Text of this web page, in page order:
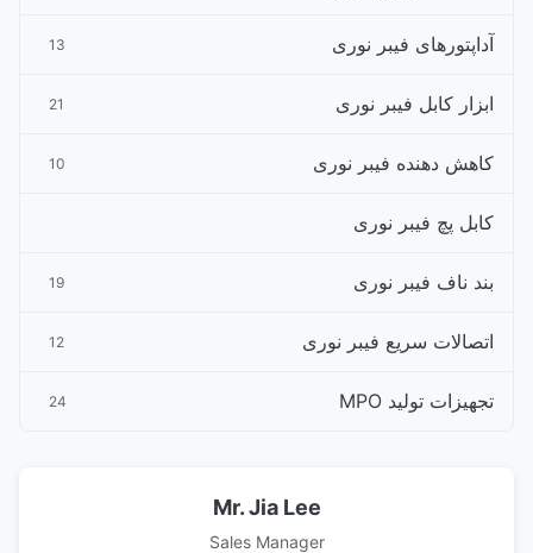
آداپتورهای فیبر نوری 13
ابزار کابل فیبر نوری 21
کاهش دهنده فیبر نوری 10
کابل پچ فیبر نوری
بند ناف فیبر نوری 19
اتصالات سریع فیبر نوری 12
تجهیزات تولید MPO 24
Mr. Jia Lee
Sales Manager